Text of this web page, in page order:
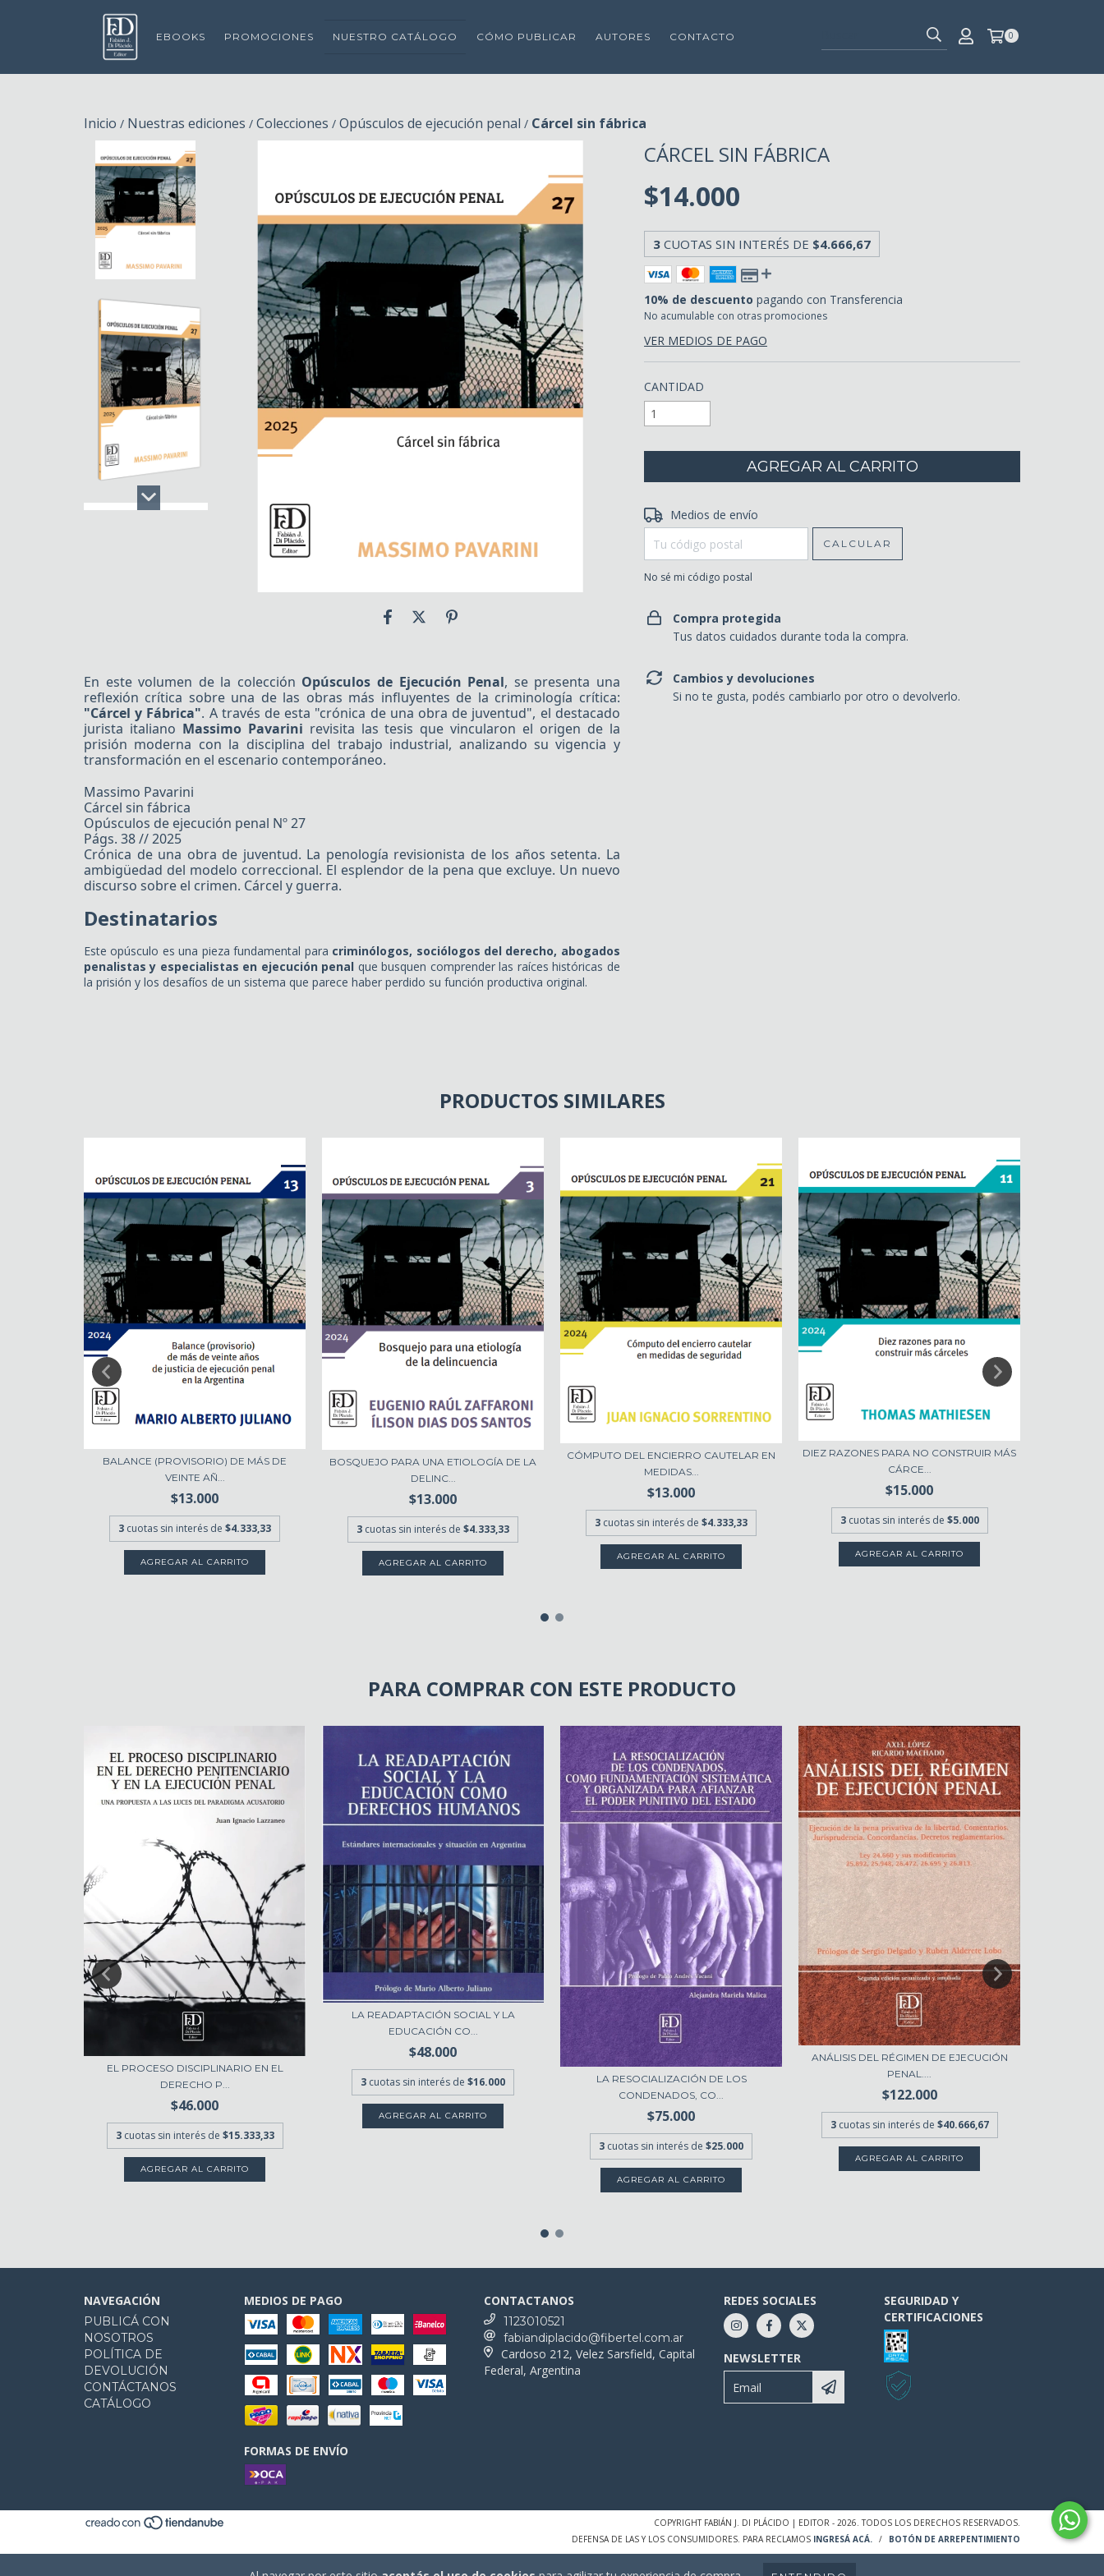
EBOOKS PROMOCIONES NUESTRO CATÁLOGO CÓMO PUBLICAR AUTORES CONTACTO 0
Inicio / Nuestras ediciones / Colecciones / Opúsculos de ejecución penal / Cárcel sin fábrica
En este volumen de la colección Opúsculos de Ejecución Penal, se presenta una
reflexión crítica sobre una de las obras más influyentes de la criminología crítica:
"Cárcel y Fábrica". A través de esta "crónica de una obra de juventud", el destacado
jurista italiano Massimo Pavarini revisita las tesis que vincularon el origen de la
prisión moderna con la disciplina del trabajo industrial, analizando su vigencia y
transformación en el escenario contemporáneo.
Massimo Pavarini
Cárcel sin fábrica
Opúsculos de ejecución penal Nº 27
Págs. 38 // 2025
Crónica de una obra de juventud. La penología revisionista de los años setenta. La
ambigüedad del modelo correccional. El esplendor de la pena que excluye. Un nuevo
discurso sobre el crimen. Cárcel y guerra.
Destinatarios
Este opúsculo es una pieza fundamental para criminólogos, sociólogos del derecho, abogados
penalistas y especialistas en ejecución penal que busquen comprender las raíces históricas de
la prisión y los desafíos de un sistema que parece haber perdido su función productiva original.
CÁRCEL SIN FÁBRICA
$14.000
3 CUOTAS SIN INTERÉS DE $4.666,67
10% de descuento pagando con Transferencia
No acumulable con otras promociones
VER MEDIOS DE PAGO
CANTIDAD
Entregas para el CP:
Medios de envío
CALCULAR
No sé mi código postal
Compra protegida
Tus datos cuidados durante toda la compra.
Cambios y devoluciones
Si no te gusta, podés cambiarlo por otro o devolverlo.
PRODUCTOS SIMILARES
BALANCE (PROVISORIO) DE MÁS DE
VEINTE AÑ...
$13.000
3 cuotas sin interés de $4.333,33
BOSQUEJO PARA UNA ETIOLOGÍA DE LA
DELINC...
$13.000
3 cuotas sin interés de $4.333,33
CÓMPUTO DEL ENCIERRO CAUTELAR EN
MEDIDAS...
$13.000
3 cuotas sin interés de $4.333,33
DIEZ RAZONES PARA NO CONSTRUIR MÁS
CÁRCE...
$15.000
3 cuotas sin interés de $5.000
PARA COMPRAR CON ESTE PRODUCTO
EL PROCESO DISCIPLINARIO EN EL
DERECHO P...
$46.000
3 cuotas sin interés de $15.333,33
LA READAPTACIÓN SOCIAL Y LA
EDUCACIÓN CO...
$48.000
3 cuotas sin interés de $16.000
LA RESOCIALIZACIÓN DE LOS
CONDENADOS, CO...
$75.000
3 cuotas sin interés de $25.000
ANÁLISIS DEL RÉGIMEN DE EJECUCIÓN
PENAL....
$122.000
3 cuotas sin interés de $40.666,67
NAVEGACIÓN
PUBLICÁ CON
NOSOTROS
POLÍTICA DE
DEVOLUCIÓN
CONTÁCTANOS
CATÁLOGO
MEDIOS DE PAGO
FORMAS DE ENVÍO
CONTACTANOS
1123010521
fabiandiplacido@fibertel.com.ar
Cardoso 212, Velez Sarsfield, Capital
Federal, Argentina
REDES SOCIALES
NEWSLETTER
SEGURIDAD Y
CERTIFICACIONES
COPYRIGHT FABIÁN J. DI PLÁCIDO | EDITOR - 2026. TODOS LOS DERECHOS RESERVADOS.
DEFENSA DE LAS Y LOS CONSUMIDORES. PARA RECLAMOS INGRESÁ ACÁ. / BOTÓN DE ARREPENTIMIENTO